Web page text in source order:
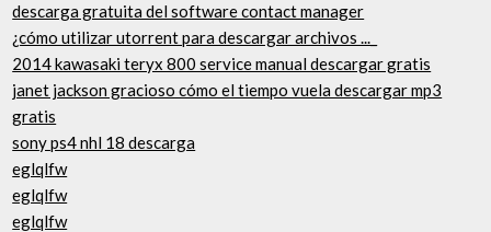
descarga gratuita del software contact manager
¿cómo utilizar utorrent para descargar archivos ..._
2014 kawasaki teryx 800 service manual descargar gratis
janet jackson gracioso cómo el tiempo vuela descargar mp3
gratis
sony ps4 nhl 18 descarga
eglqlfw
eglqlfw
eglqlfw